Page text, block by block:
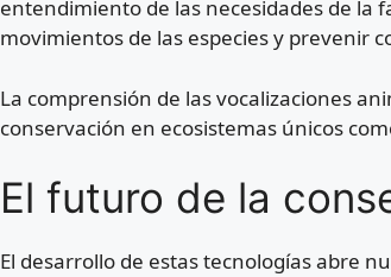
entendimiento de las necesidades de la
movimientos de las especies y prevenir
La comprensión de las vocalizaciones
conservación en ecosistemas únicos
El futuro de la
El desarrollo de estas tecnologías abre